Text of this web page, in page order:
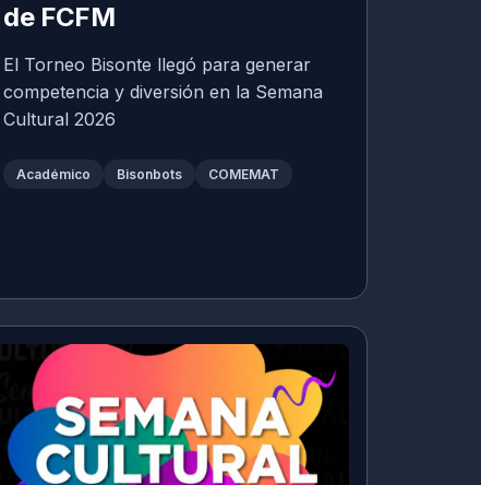
de FCFM
El Torneo Bisonte llegó para generar
competencia y diversión en la Semana
Cultural 2026
Académico Bisonbots COMEMAT